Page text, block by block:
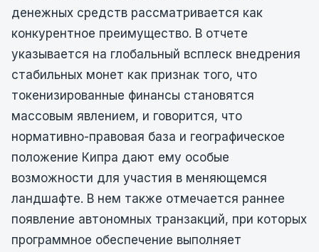
денежных средств рассматривается как
конкурентное преимущество. В отчете
указывается на глобальный всплеск внедрения
стабильных монет как признак того, что
токенизированные финансы становятся
массовым явлением, и говорится, что
нормативно-правовая база и географическое
положение Кипра дают ему особые
возможности для участия в меняющемся
ландшафте. В нем также отмечается раннее
появление автономных транзакций, при которых
программное обеспечение выполняет